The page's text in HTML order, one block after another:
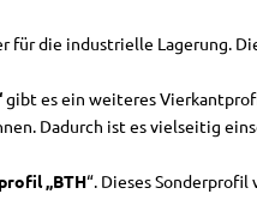
für die industrielle Lagerung.
gibt es ein weiteres
Dadurch ist es vielseitig
„BTH“. Dieses